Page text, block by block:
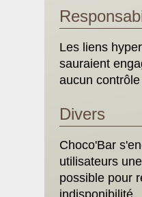
Les liens
sauraient
aucun
Divers
Choco'Bar
utilisateurs
possible pour
indisponibilité.